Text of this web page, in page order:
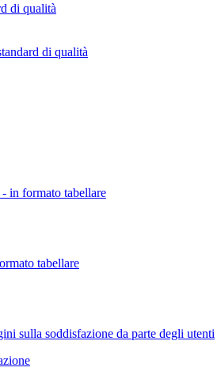
di qualità
di qualità
in formato tabellare
tabellare
sulla soddisfazione da parte degli utenti